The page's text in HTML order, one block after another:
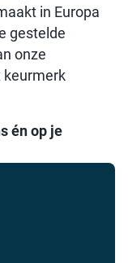
in Europa
gestelde
onze
keurmerk
én op je